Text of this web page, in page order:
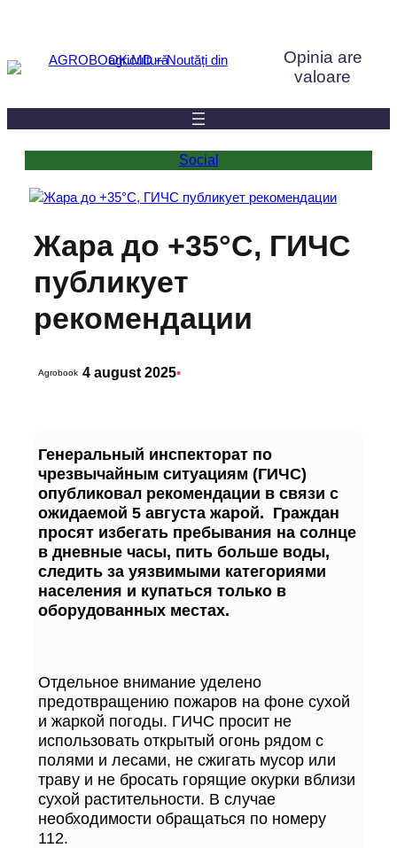
conținut
Opinia are
valoare
Social
Жара до +35°C, ГИЧС
публикует
рекомендации
Agrobook 4 august 2025•
Генеральный инспекторат по
чрезвычайным ситуациям (ГИЧС)
опубликовал рекомендации в связи с
ожидаемой 5 августа жарой. Граждан
просят избегать пребывания на солнце
в дневные часы, пить больше воды,
следить за уязвимыми категориями
населения и купаться только в
оборудованных местах.
Отдельное внимание уделено
предотвращению пожаров на фоне сухой
и жаркой погоды. ГИЧС просит не
использовать открытый огонь рядом с
полями и лесами, не сжигать мусор или
траву и не бросать горящие окурки вблизи
сухой растительности. В случае
необходимости обращаться по номеру
112.